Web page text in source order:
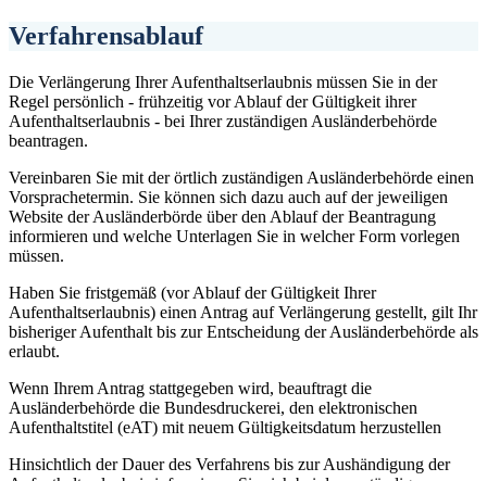
Verfahrensablauf
Die Verlängerung Ihrer Aufenthaltserlaubnis müssen Sie in der
Regel persönlich - frühzeitig vor Ablauf der Gültigkeit ihrer
Aufenthaltserlaubnis - bei Ihrer zuständigen Ausländerbehörde
beantragen.
Vereinbaren Sie mit der örtlich zuständigen Ausländerbehörde einen
Vorsprachetermin. Sie können sich dazu auch auf der jeweiligen
Website der Ausländerbörde über den Ablauf der Beantragung
informieren und welche Unterlagen Sie in welcher Form vorlegen
müssen.
Haben Sie fristgemäß (vor Ablauf der Gültigkeit Ihrer
Aufenthaltserlaubnis) einen Antrag auf Verlängerung gestellt, gilt Ihr
bisheriger Aufenthalt bis zur Entscheidung der Ausländerbehörde als
erlaubt.
Wenn Ihrem Antrag stattgegeben wird, beauftragt die
Ausländerbehörde die Bundesdruckerei, den elektronischen
Aufenthaltstitel (eAT) mit neuem Gültigkeitsdatum herzustellen
Hinsichtlich der Dauer des Verfahrens bis zur Aushändigung der